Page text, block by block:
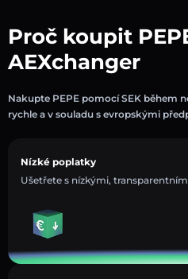
Proč koupit
AEXchanger
Nakupte PEPE pomocí SEK během
rychle a v souladu s evropskými
Nízké poplatky
Ušetřete s nízkými,